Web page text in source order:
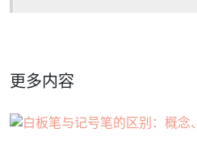
更多内容